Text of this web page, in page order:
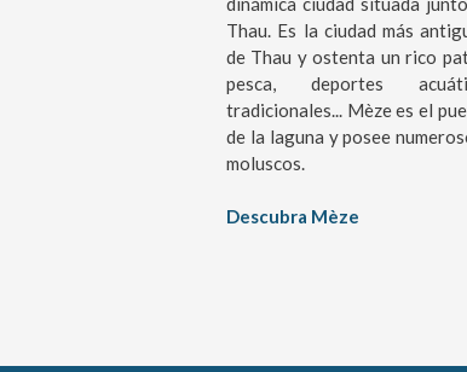
Thau. Es la ciudad más
de Thau y ostenta un rico
pesca, deportes
tradicionales... Mèze es el
de la laguna y posee
moluscos.
Descubra Mèze